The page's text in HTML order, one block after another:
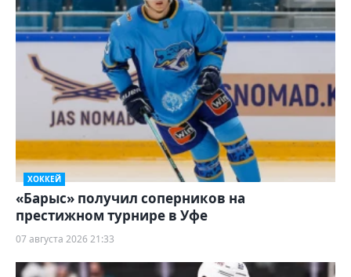
ХОККЕЙ
«Барыс» получил соперников на
престижном турнире в Уфе
07 августа 2026 21:33